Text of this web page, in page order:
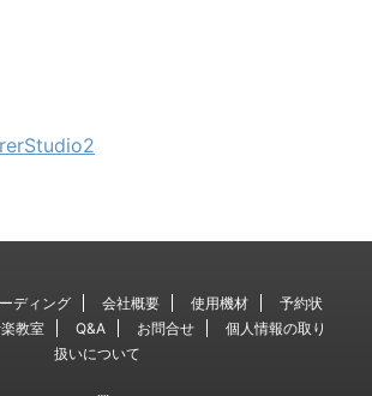
ディング 会社概要 使用機材
予約状
教室 Q&A お問合せ
個人情報の取り
扱いについて